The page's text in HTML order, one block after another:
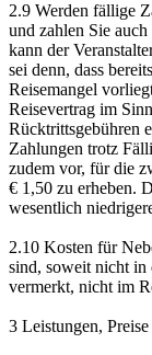
2.9 Werden fällige
und zahlen Sie
kann der
sei denn, dass
Reisemangel
Reisevertrag im
Rücktrittsgebühren
Zahlungen trotz
zudem vor, für die
€ 1,50 zu erheben.
wesentlich
2.10 Kosten für
sind, soweit nicht in
vermerkt, nicht im
3 Leistungen, Preise